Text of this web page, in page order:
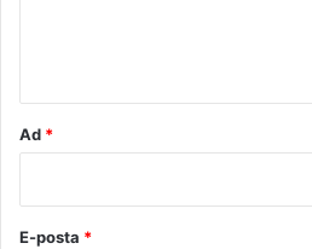
Ad *
E-posta *